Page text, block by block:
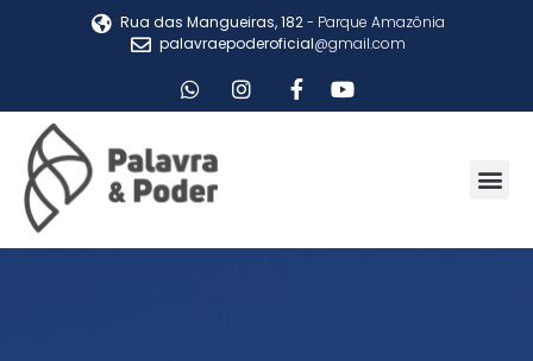
Rua das Mangueiras, 182- Parque Amazônia
palavraepoderoficial@gmail.com